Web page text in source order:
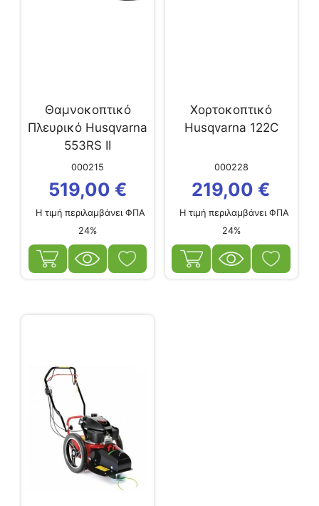
Θαμνοκοπτικό
Πλευρικό Husqvarna
553RS ΙΙ
000215
519,00 €
Η τιμή περιλαμβάνει ΦΠΑ
24%
Χορτοκοπτικό
Husqvarna 122C
000228
219,00 €
Η τιμή περιλαμβάνει ΦΠΑ
24%